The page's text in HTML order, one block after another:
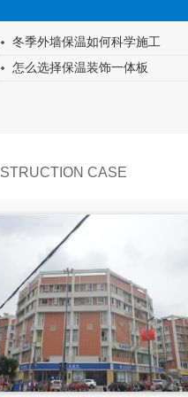
冬季外墙保温如何科学施工
怎么选择保温装饰一体板
CASE